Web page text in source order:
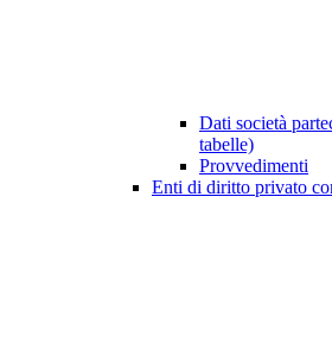
Dati società
tabelle)
Provvedimenti
Enti di diritto privato